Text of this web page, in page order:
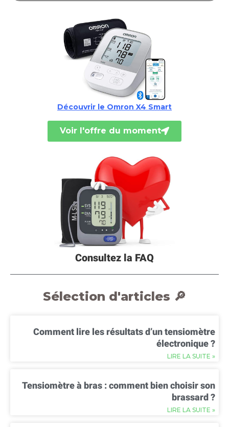
Découvrir le Omron X4 Smart
Voir l'offre du moment
Consultez la FAQ
Sélection d'articles 🔎
Comment lire les résultats d’un tensiomètre
électronique ?
LIRE LA SUITE »
Tensiomètre à bras : comment bien choisir son
brassard ?
LIRE LA SUITE »